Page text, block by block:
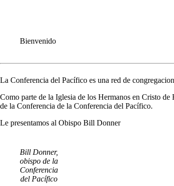
Bienvenido
La Conferencia del Pacífico es una red de
Como parte de la Iglesia de los Hermanos en Cristo
de la Conferencia de la Conferencia del Pacífico.
Le presentamos al Obispo Bill Donner
Bill Donner,
obispo de la
Conferencia
del Pacífico